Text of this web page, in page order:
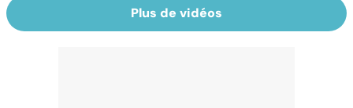
Plus de vidéos